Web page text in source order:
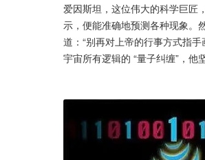
爱因斯坦，这位伟大的科学巨匠
示，便能准确地预测各种现象。
道：“别再对上帝的行事方式指
宇宙所有逻辑的 “量子纠缠”，他